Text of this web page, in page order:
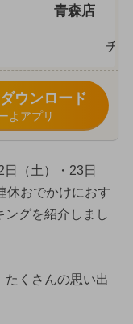
青森店
チ
ウンロード
よアプリ
日（土）・23日
休おでかけにおす
ングを紹介しまし
たくさんの思い出